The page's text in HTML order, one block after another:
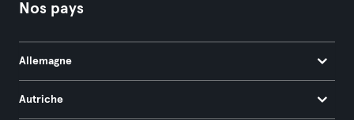
Nos pays
Allemagne
Autriche